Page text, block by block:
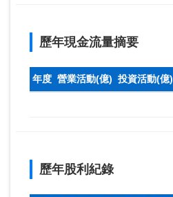
歷年現金流量摘要
年度 營業活動(億) 投資活動(億)
歷年股利紀錄